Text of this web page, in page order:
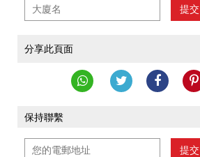
提交
分享此頁面
保持聯繫
提交